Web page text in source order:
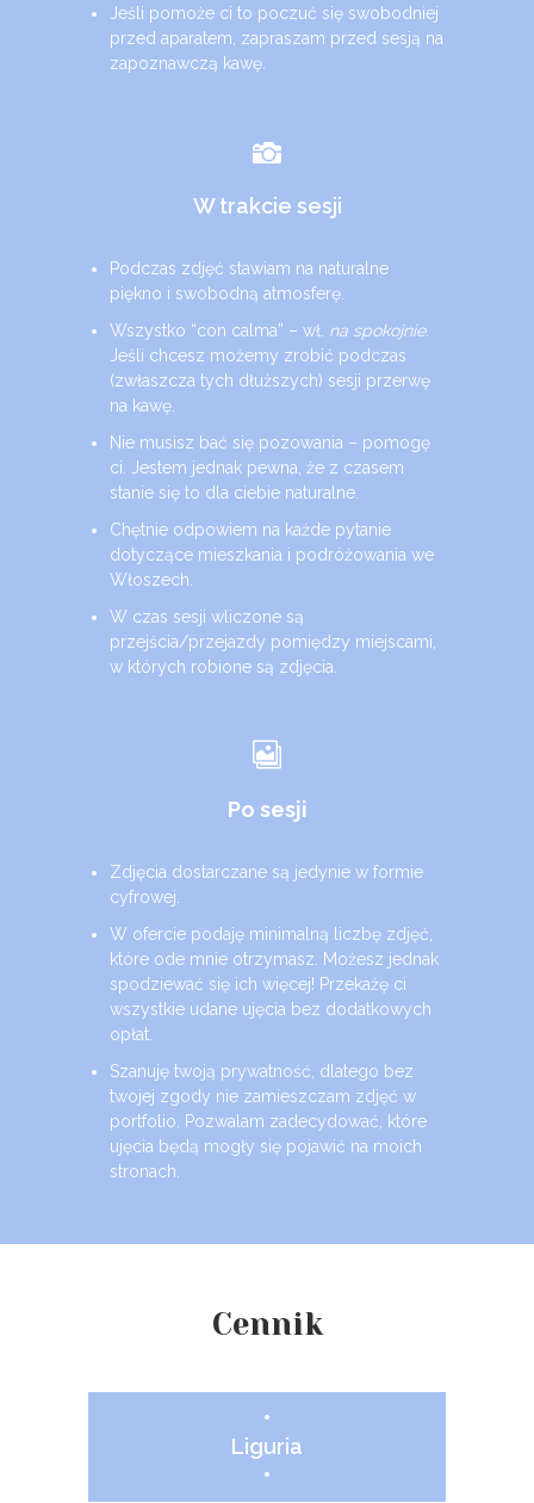
Jeśli pomoże ci to poczuć się swobodniej
przed aparatem, zapraszam przed sesją na
zapoznawczą kawę.
W trakcie sesji
Podczas zdjęć stawiam na naturalne
piękno i swobodną atmosferę.
Wszystko “con calma” – wł. na spokojnie.
Jeśli chcesz możemy zrobić podczas
(zwłaszcza tych dłuższych) sesji przerwę
na kawę.
Nie musisz bać się pozowania – pomogę
ci. Jestem jednak pewna, że z czasem
stanie się to dla ciebie naturalne.
Chętnie odpowiem na każde pytanie
dotyczące mieszkania i podróżowania we
Włoszech.
W czas sesji wliczone są
przejścia/przejazdy pomiędzy miejscami,
w których robione są zdjęcia.
Po sesji
Zdjęcia dostarczane są jedynie w formie
cyfrowej.
W ofercie podaję minimalną liczbę zdjęć,
które ode mnie otrzymasz. Możesz jednak
spodziewać się ich więcej! Przekażę ci
wszystkie udane ujęcia bez dodatkowych
opłat.
Szanuję twoją prywatność, dlatego bez
twojej zgody nie zamieszczam zdjęć w
portfolio. Pozwalam zadecydować, które
ujęcia będą mogły się pojawić na moich
stronach.
Cennik
•
Liguria
•